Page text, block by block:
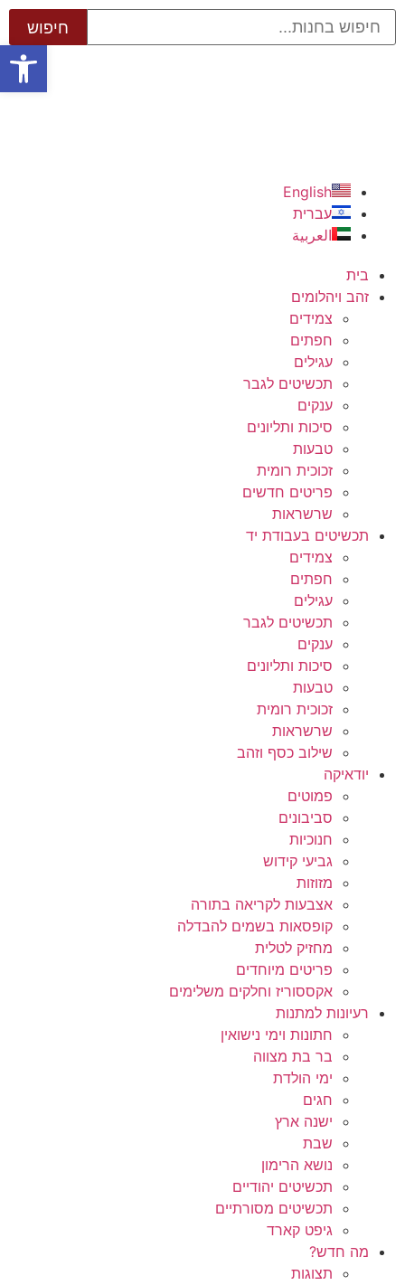
English
עברית
العربية
בית
זהב ויהלומים
צמידים
חפתים
עגילים
תכשיטים לגבר
ענקים
סיכות ותליונים
טבעות
זכוכית רומית
פריטים חדשים
שרשראות
תכשיטים בעבודת יד
צמידים
חפתים
עגילים
תכשיטים לגבר
ענקים
סיכות ותליונים
טבעות
זכוכית רומית
שרשראות
שילוב כסף וזהב
יודאיקה
פמוטים
סביבונים
חנוכיות
גביעי קידוש
מזוזות
אצבעות לקריאה בתורה
קופסאות בשמים להבדלה
מחזיק לטלית
פריטים מיוחדים
אקססוריז וחלקים משלימים
רעיונות למתנות
חתונות וימי נישואין
בר בת מצווה
ימי הולדת
חגים
ישנה ארץ
שבת
נושא הרימון
תכשיטים יהודיים
תכשיטים מסורתיים
גיפט קארד
מה חדש?
תצוגות
פתח